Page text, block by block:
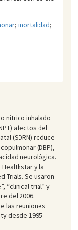
; mortalidad;
nítrico inhalado
afectos del
(SDRN) reduce
(DBP),
neurológica.
Healthstar y la
Trials. Se usaron
“clinical trial” y
del 2006.
las reuniones
desde 1995